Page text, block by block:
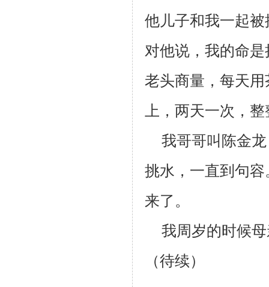
他儿子和我一起
对他说，我的命
老头商量，每天
上，两天一次，
我哥哥叫陈金
挑水，一直到句
来了。
我周岁的时候
（待续）